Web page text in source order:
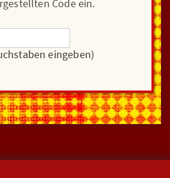
Code ein.
eingeben)